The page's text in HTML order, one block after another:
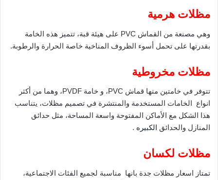
مظلات هرمية
وهي مصنعة من القماش PVC على هيئة قبة، تتميز هذه الخامة
بقدرتها على تحمل أسوء الظروف المناخية خاصة الحرارة والرطوبة.
مظلات مخروطية
تتوفر في خامتين منها قماش PVC، و خامة PVDF، وهما من أكثر
انواع الخامات المستخدمة والمنتشرة في تصميم مظلات، يتناسب
هذا الشكل مع الأماكن المفتوحة واسعة المساحة، مثل حدائق
المنازل والحدائق الكبيره .
مظلات لكسان
تمتاز اسعار مظلات جدة بانها مناسبة لجميع الفئات الاجتماعية،